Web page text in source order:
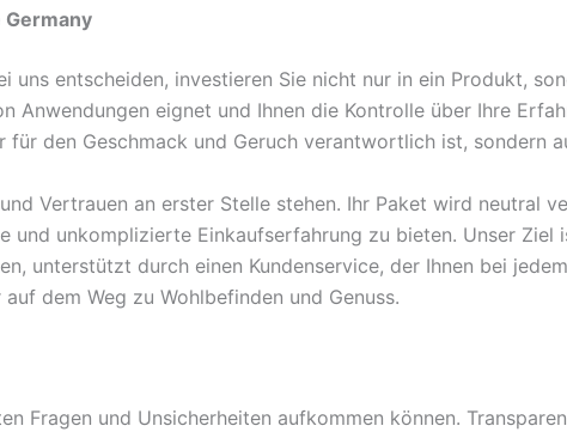
uns entscheiden, investieren Sie nicht nur in ein Produkt,
Anwendungen eignet und Ihnen die Kontrolle über Ihre
den Geschmack und Geruch verantwortlich ist, sondern
Vertrauen an erster Stelle stehen. Ihr Paket wird neutral
und unkomplizierte Einkaufserfahrung zu bieten. Unser Ziel
unterstützt durch einen Kundenservice, der Ihnen bei
dem Weg zu Wohlbefinden und Genuss.
Fragen und Unsicherheiten aufkommen können.